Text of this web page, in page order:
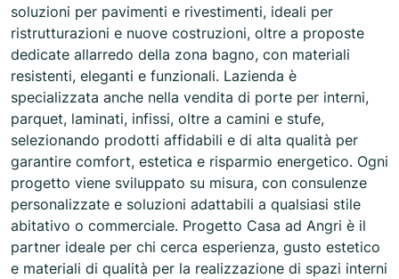
soluzioni per pavimenti e rivestimenti, ideali per
ristrutturazioni e nuove costruzioni, oltre a proposte
dedicate allarredo della zona bagno, con materiali
resistenti, eleganti e funzionali. Lazienda è
specializzata anche nella vendita di porte per interni,
parquet, laminati, infissi, oltre a camini e stufe,
selezionando prodotti affidabili e di alta qualità per
garantire comfort, estetica e risparmio energetico. Ogni
progetto viene sviluppato su misura, con consulenze
personalizzate e soluzioni adattabili a qualsiasi stile
abitativo o commerciale. Progetto Casa ad Angri è il
partner ideale per chi cerca esperienza, gusto estetico
e materiali di qualità per la realizzazione di spazi interni